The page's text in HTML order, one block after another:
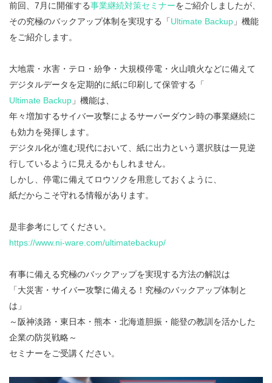
前回、7月に開催する事業継続対策セミナーをご紹介しましたが、
その究極のバックアップ体制を実現する「Ultimate Backup 」機能
をご紹介します。
大地震・水害・テロ・紛争・大規模停電・火山噴火などに備えて
デジタルデータを定期的に紙に印刷して保管する「
Ultimate Backup 」機能は、
年々増加するサイバー攻撃によるサーバーダウン時の事業継続に
も効力を発揮します。
デジタル化が進む現代において、紙に出力という選択肢は一見逆
行しているように見えるかもしれません。
しかし、停電に備えてロウソクを用意しておくように、
紙だからこそ守れる情報があります。
是非参考にしてください。
https://www.ni-ware.com/ultimatebackup/
有事に備える究極のバックアップを実現する方法の解説は
「大災害・サイバー攻撃に備える！究極のバックアップ体制と
は」
～阪神淡路・東日本・熊本・北海道胆振・能登の教訓を活かした
企業の防災戦略～
セミナーをご受講ください。